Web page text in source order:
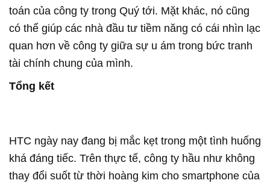
toán của công ty trong Quý tới. Mặt khác, nó cũng
có thể giúp các nhà đầu tư tiềm năng có cái nhìn lạc
quan hơn về công ty giữa sự u ám trong bức tranh
tài chính chung của mình.
Tổng kết
HTC ngày nay đang bị mắc kẹt trong một tình huống
khá đáng tiếc. Trên thực tế, công ty hầu như không
thay đổi suốt từ thời hoàng kim cho smartphone của